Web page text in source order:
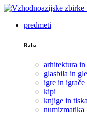
predmeti
Raba
arhitektura in
glasbila in
igre in igrače
kipi
knjige in
numizmatika